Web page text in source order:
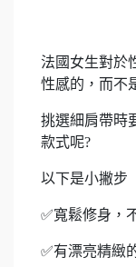
法國女生對於
性感的，而不
挑選細肩帶時
款式呢?
以下是小撇步
✅寬鬆修身，
✅有漂亮精緻